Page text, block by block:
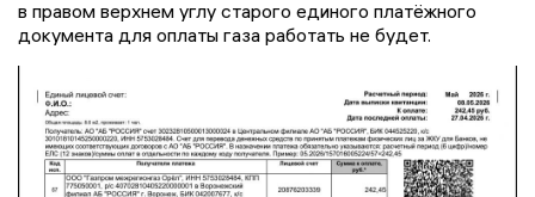
в правом верхнем углу старого единого платёжного
документа для оплаты газа работать не будет.